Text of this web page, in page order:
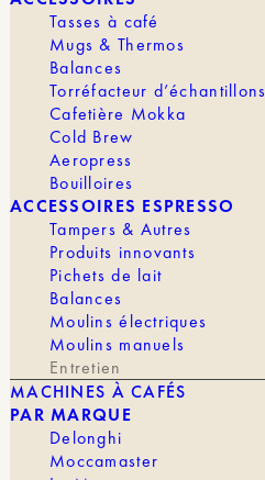
Tasses à café
Mugs & Thermos
Balances
Torréfacteur d’échantillons
Cafetière Mokka
Cold Brew
Aeropress
Bouilloires
ACCESSOIRES ESPRESSO
Tampers & Autres
Produits innovants
Pichets de lait
Balances
Moulins électriques
Moulins manuels
Entretien
MACHINES À CAFÉS
PAR MARQUE
Delonghi
Moccamaster